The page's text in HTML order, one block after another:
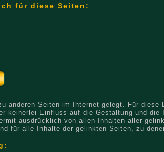
für diese Seiten:
anderen Seiten im Internet gelegt. Für
keinerlei Einfluss auf die Gestaltung und
ausdrücklich von allen Inhalten aller
für alle Inhalte der gelinkten Seiten, zu